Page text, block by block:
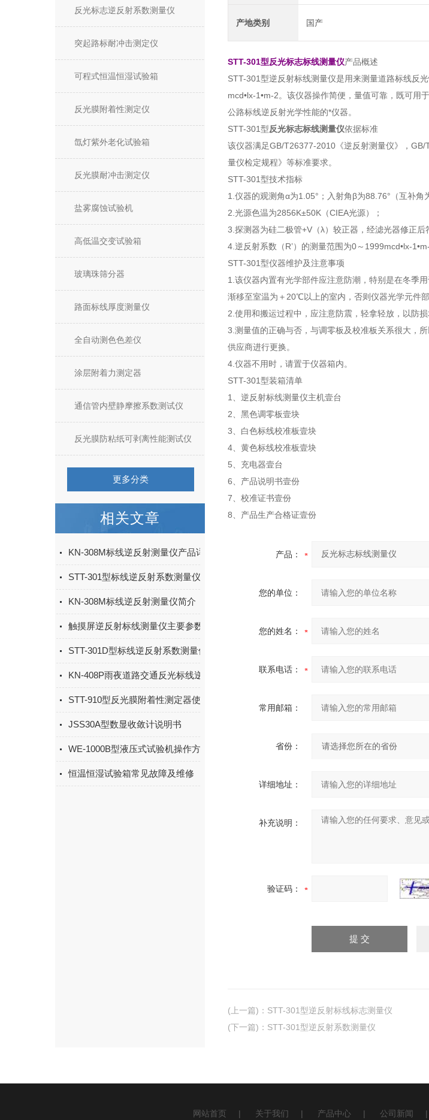
反光标志逆反射系数测量仪
突起路标耐冲击测定仪
可程式恒温恒湿试验箱
反光膜附着性测定仪
氙灯紫外老化试验箱
反光膜耐冲击测定仪
盐雾腐蚀试验机
高低温交变试验箱
玻璃珠筛分器
路面标线厚度测量仪
全自动测色色差仪
涂层附着力测定器
通信管内壁静摩擦系数测试仪
反光膜防粘纸可剥离性能测试仪
更多分类
相关文章
KN-308M标线逆反射测量仪产品详细介绍
STT-301型标线逆反射系数测量仪现场操作步骤
KN-308M标线逆反射测量仪简介
触摸屏逆反射标线测量仪主要参数
STT-301D型标线逆反射系数测量仪使用注意事项
KN-408P雨夜道路交通反光标线逆反射系数测量仪
STT-910型反光膜附着性测定器使用说明书
JSS30A型数显收敛计说明书
WE-1000B型液压式试验机操作方法
恒温恒湿试验箱常见故障及维修
产地类别 国产
STT-301型反光标志标线测量仪产品概述
STT-301型逆反射标线测量仪是用来测量道路标线反
mcd•lx-1•m-2。该仪器操作简便，量值可靠，既可
公路标线逆反射光学性能的*仪器。
STT-301型反光标志标线测量仪依据标准
该仪器满足GB/T26377-2010《逆反射测量仪》，
量仪检定规程》等标准要求。
STT-301型技术指标
1.仪器的观测角α为1.05°；入射角β为88.76°（互补角
2.光源色温为2856K±50K（CIEA光源）；
3.探测器为硅二极管+V（λ）较正器，经滤光器修正
4.逆反射系数（R’）的测量范围为0～1999mcd•lx-1•m-
STT-301型仪器维护及注意事项
1.该仪器内置有光学部件应注意防潮，特别是在冬季
渐移至室温为＋20℃以上的室内，否则仪器光学元件
2.使用和搬运过程中，应注意防震，轻拿轻放，以防损
3.测量值的正确与否，与调零板及校准板关系很大，
供应商进行更换。
4.仪器不用时，请置于仪器箱内。
STT-301型装箱清单
1、逆反射标线测量仪主机壹台
2、黑色调零板壹块
3、白色标线校准板壹块
4、黄色标线校准板壹块
5、充电器壹台
6、产品说明书壹份
7、校准证书壹份
8、产品生产合格证壹份
产品：
您的单位：
您的姓名：
联系电话：
常用邮箱：
省份：
详细地址：
补充说明：
验证码：
(上一篇) ： STT-301型逆反射标线标志测量仪
(下一篇) ： STT-301型逆反射系数测量仪
网站首页 | 关于我们 | 产品中心 | 公司新闻 |